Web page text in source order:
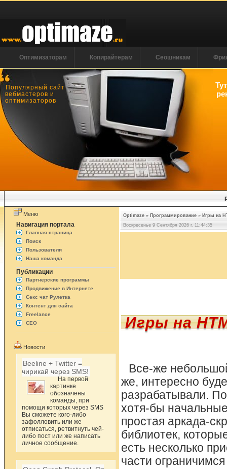
Оптимизаторам Копирайтерам Сеошникам
Популярный сайт
вебмастеров и
оптимизаторов
Меню
Навигация портала
Главная страница
Поиск
Пользователи
Наша команда
Публикации
Партнерские программы
Продвижение в Интернете
Секс чат Рулетка
Контент для сайта
Freelance
СЕО
Новости
Beeline + Twitter =
чирикай через SMS!
На первой
картинке
обозначены
команды, при
помощи которых через SMS
Вы сможете кого-либо
зафолловить или же
отписаться, ретвитнуть чей-
либо пост или же написать
личное сообщение.
Optimaze » Программирование » Игры на
Воскресенье 9 Сентября 2026 г. 11:44:36
Игры на
Все-же
же, интересно
разрабатывали.
хотя-бы
простая аркада-
библиотек,
есть несколько
части